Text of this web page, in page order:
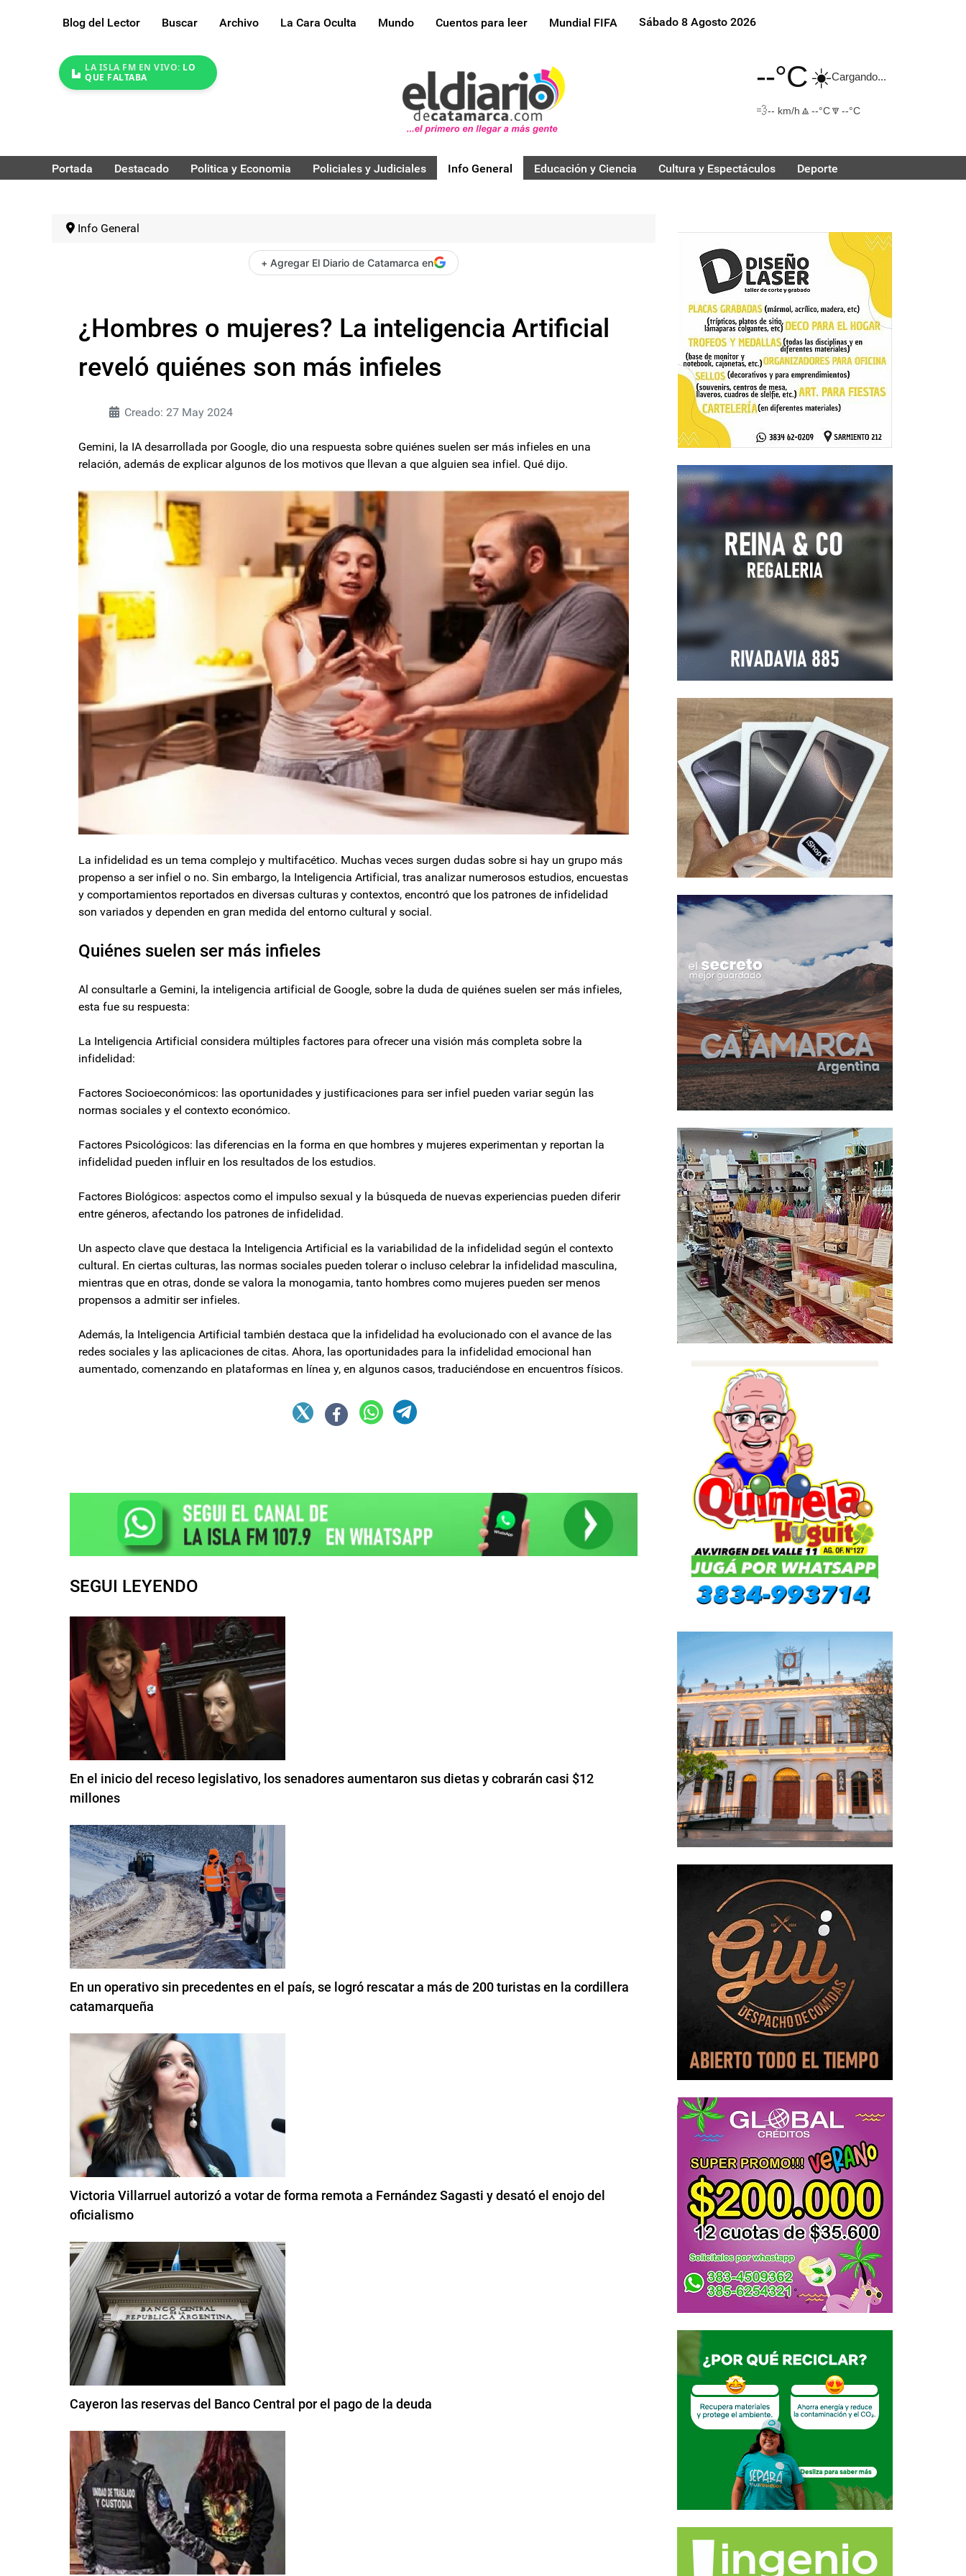
Blog del Lector Buscar Archivo La Cara Oculta Mundo Cuentos para leer Mundial FIFA Sábado 8 Agosto 2026
LA ISLA FM EN VIVO: LO
QUE FALTABA
--°C☀️Cargando...
💨-- km/h 🔼 --°C🔽 --°C
Portada Destacado Politica y Economia Policiales y Judiciales Info General Educación y Ciencia Cultura y Espectáculos Deporte
Info General
+ Agregar El Diario de Catamarca en
¿Hombres o mujeres? La inteligencia Artificial
reveló quiénes son más infieles
Creado: 27 May 2024
Gemini, la IA desarrollada por Google, dio una respuesta sobre quiénes suelen ser más infieles en una
relación, además de explicar algunos de los motivos que llevan a que alguien sea infiel. Qué dijo.
La infidelidad es un tema complejo y multifacético. Muchas veces surgen dudas sobre si hay un grupo más
propenso a ser infiel o no. Sin embargo, la Inteligencia Artificial, tras analizar numerosos estudios, encuestas
y comportamientos reportados en diversas culturas y contextos, encontró que los patrones de infidelidad
son variados y dependen en gran medida del entorno cultural y social.
Quiénes suelen ser más infieles
Al consultarle a Gemini, la inteligencia artificial de Google, sobre la duda de quiénes suelen ser más infieles,
esta fue su respuesta:
La Inteligencia Artificial considera múltiples factores para ofrecer una visión más completa sobre la
infidelidad:
Factores Socioeconómicos: las oportunidades y justificaciones para ser infiel pueden variar según las
normas sociales y el contexto económico.
Factores Psicológicos: las diferencias en la forma en que hombres y mujeres experimentan y reportan la
infidelidad pueden influir en los resultados de los estudios.
Factores Biológicos: aspectos como el impulso sexual y la búsqueda de nuevas experiencias pueden diferir
entre géneros, afectando los patrones de infidelidad.
Un aspecto clave que destaca la Inteligencia Artificial es la variabilidad de la infidelidad según el contexto
cultural. En ciertas culturas, las normas sociales pueden tolerar o incluso celebrar la infidelidad masculina,
mientras que en otras, donde se valora la monogamia, tanto hombres como mujeres pueden ser menos
propensos a admitir ser infieles.
Además, la Inteligencia Artificial también destaca que la infidelidad ha evolucionado con el avance de las
redes sociales y las aplicaciones de citas. Ahora, las oportunidades para la infidelidad emocional han
aumentado, comenzando en plataformas en línea y, en algunos casos, traduciéndose en encuentros físicos.
SEGUI LEYENDO
En el inicio del receso legislativo, los senadores aumentaron sus dietas y cobrarán casi $12
millones
En un operativo sin precedentes en el país, se logró rescatar a más de 200 turistas en la cordillera
catamarqueña
Victoria Villarruel autorizó a votar de forma remota a Fernández Sagasti y desató el enojo del
oficialismo
Cayeron las reservas del Banco Central por el pago de la deuda